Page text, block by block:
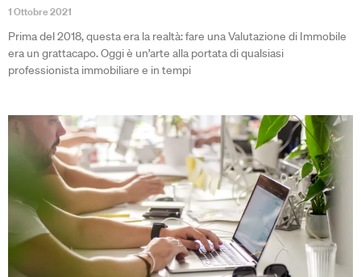
1 Ottobre 2021
Prima del 2018, questa era la realtà: fare una Valutazione di Immobile
era un grattacapo. Oggi è un’arte alla portata di qualsiasi
professionista immobiliare e in tempi